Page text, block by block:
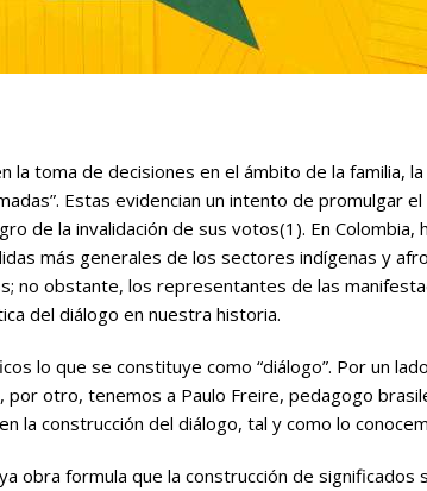
toma de decisiones en el ámbito de la familia,
Estas evidencian un intento de promulgar
de la invalidación de sus votos(1). En
más generales de los sectores indígenas y
no obstante, los representantes de las
del diálogo en nuestra historia.
lo que se constituye como “diálogo”. Por un
por otro, tenemos a Paulo Freire, pedagogo
la construcción del diálogo, tal y como lo
obra formula que la construcción de